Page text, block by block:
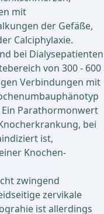
mit
der Gefäße,
Calciphylaxie.
bei Dialysepatienten
von 300 - 600
Verbindungen mit
Parathormonwert
bei
ist,
Knochen-
zwingend
zervikale
ist allerdings